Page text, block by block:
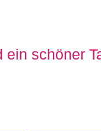
ein schöner